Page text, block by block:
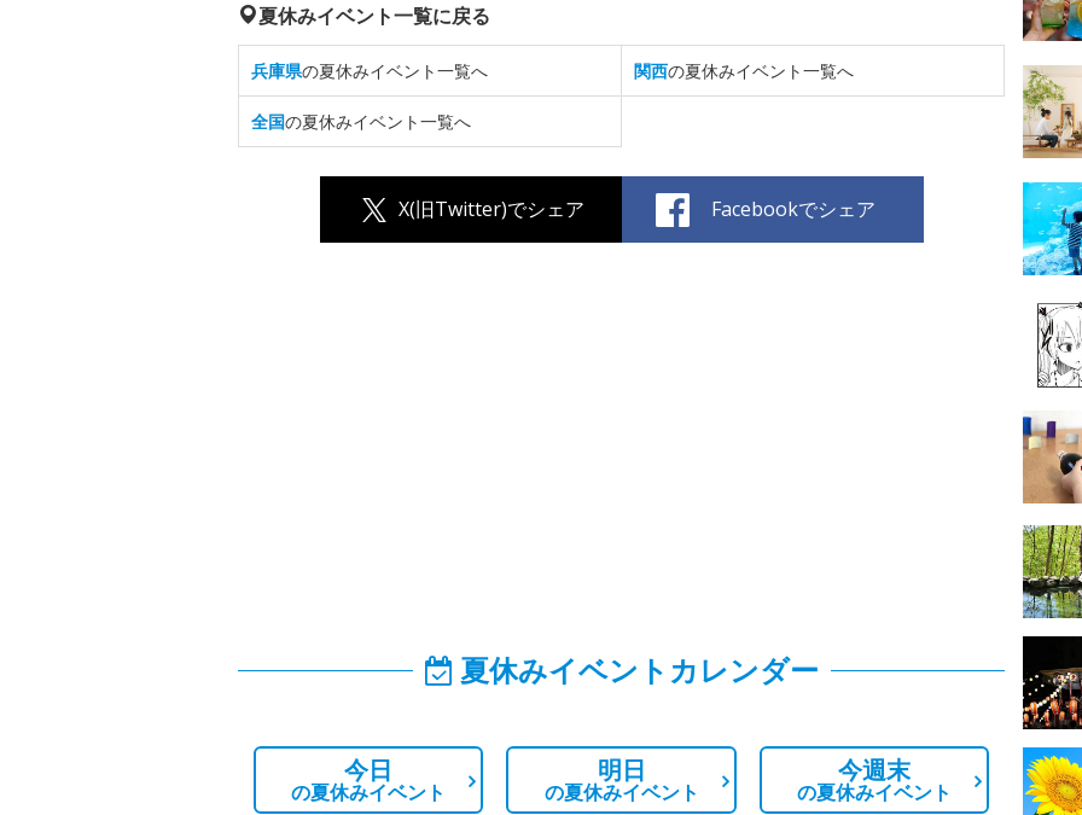
夏休みイベント一覧に戻る
兵庫県の夏休みイベント一覧へ 関西の夏休みイベント一覧へ
全国の夏休みイベント一覧へ
X(旧Twitter)でシェア Facebookでシェア
夏休みイベントカレンダー
今日
の夏休みイベント
明日
の夏休みイベント
今週末
の夏休みイベント